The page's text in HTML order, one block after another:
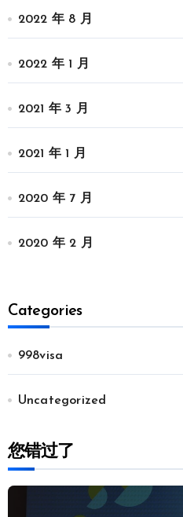
2022 年 8 月
2022 年 1 月
2021 年 3 月
2021 年 1 月
2020 年 7 月
2020 年 2 月
Categories
998visa
Uncategorized
您错过了